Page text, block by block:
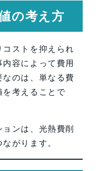
の考え方
コストを抑えられ
容によって費用
のは、単なる費
を考えることで
ンは、光熱費削
がります。